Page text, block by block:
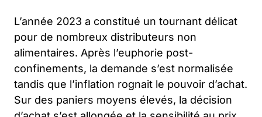
L’année 2023 a constitué un tournant délicat
pour de nombreux distributeurs non
alimentaires. Après l’euphorie post-
confinements, la demande s’est normalisée
tandis que l’inflation rognait le pouvoir d’achat.
Sur des paniers moyens élevés, la décision